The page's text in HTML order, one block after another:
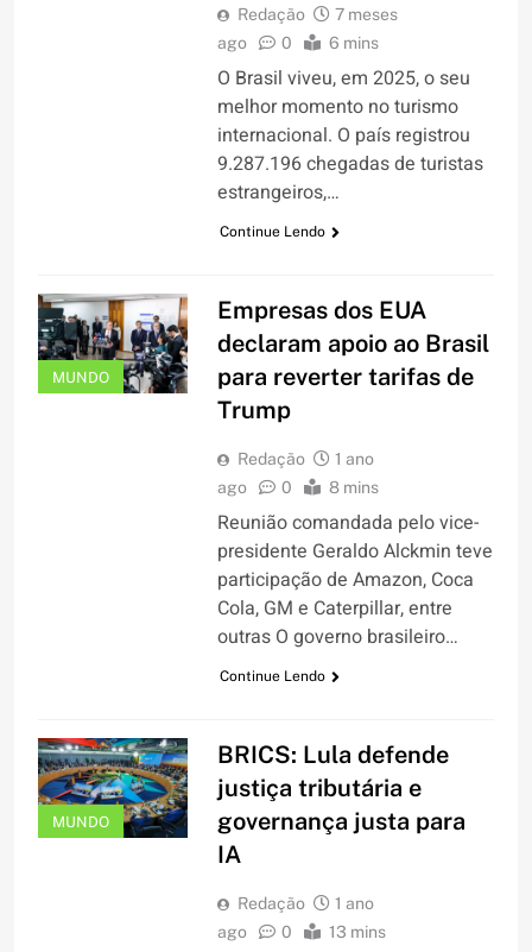
Redação
7 meses
ago
0 6 mins
O Brasil viveu, em 2025, o seu
melhor momento no turismo
internacional. O país registrou
9.287.196 chegadas de turistas
estrangeiros,…
Continue Lendo
MUNDO
Empresas dos EUA
declaram apoio ao Brasil
para reverter tarifas de
Trump
Redação
1 ano
ago
0 8 mins
Reunião comandada pelo vice-
presidente Geraldo Alckmin teve
participação de Amazon, Coca
Cola, GM e Caterpillar, entre
outras O governo brasileiro…
Continue Lendo
MUNDO
BRICS: Lula defende
justiça tributária e
governança justa para
IA
Redação
1 ano
ago
0 13 mins